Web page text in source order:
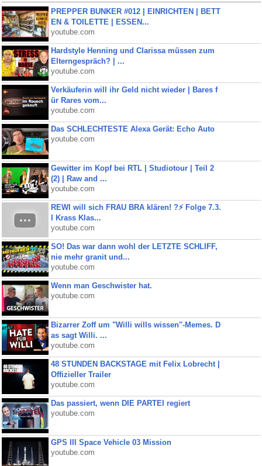
PREPPER BUNKER #012 | EINRICHTEN | BETT
EN & TOILETTE | ESSEN...
youtube.com
Hardstyle Henning und Clarissa müssen zum
Elterngespräch? | ...
youtube.com
Verkäuferin will ihr Geld nicht wieder | Bares f
ür Rares vom...
youtube.com
Das SCHLECHTESTE Alexa Gerät: Echo Auto
youtube.com
Gewitter im Kopf bei RTL | Studiotour | Teil 2
(2) | Raw and ...
youtube.com
REWI will sich FRAU BRA klären! ?⚡️ Folge 7.3.
I Krass Klas...
youtube.com
SO! Das war dann wohl der LETZTE SCHLIFF,
nie mehr granit und...
youtube.com
Wenn man Geschwister hat.
youtube.com
Bizarrer Zoff um "Willi wills wissen"-Memes. D
as sagt Willi. ...
youtube.com
48 STUNDEN BACKSTAGE mit Felix Lobrecht |
Offizieller Trailer
youtube.com
Das passiert, wenn DIE PARTEI regiert
youtube.com
GPS III Space Vehicle 03 Mission
youtube.com